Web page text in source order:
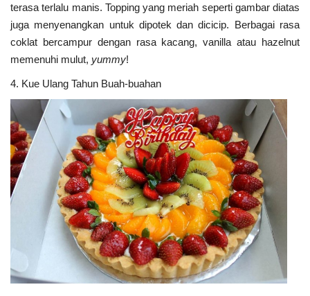
terasa terlalu manis. Topping yang meriah seperti gambar diatas
juga menyenangkan untuk dipotek dan dicicip. Berbagai rasa
coklat bercampur dengan rasa kacang, vanilla atau hazelnut
memenuhi mulut, yummy!
4. Kue Ulang Tahun Buah-buahan